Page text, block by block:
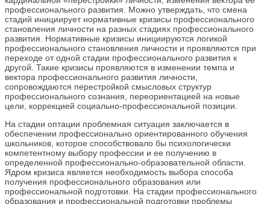
профессионального развития. Можно утверждать, что смена
стадий инициирует нормативные кризисы профессионального
становления личности на разных стадиях профессионального
развития. Нормативные кризисы инициируются логикой
профессионального становления личности и проявляются при
переходе от одной стадии профессионального развития к
другой. Такие кризисы проявляются в изменении темпа и
вектора профессионального развития личности,
сопровождаются перестройкой смысловых структур
профессионального сознания, переориентацией на новые
цели, коррекцией социально-профессиональной позиции.
На стадии оптации проблемная ситуация заключается в
обеспечении профессионально ориентированного обучения
школьников, которое способствовало бы психологически
компетентному выбору профессии и ее получению в
определенной профессионально-образовательной области.
Ядром кризиса является необходимость выбора способа
получения профессионального образования или
профессиональной подготовки. На стадии профессионального
образования и профессиональной подготовки проблемы